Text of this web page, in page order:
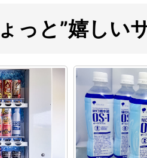
っと”嬉しい